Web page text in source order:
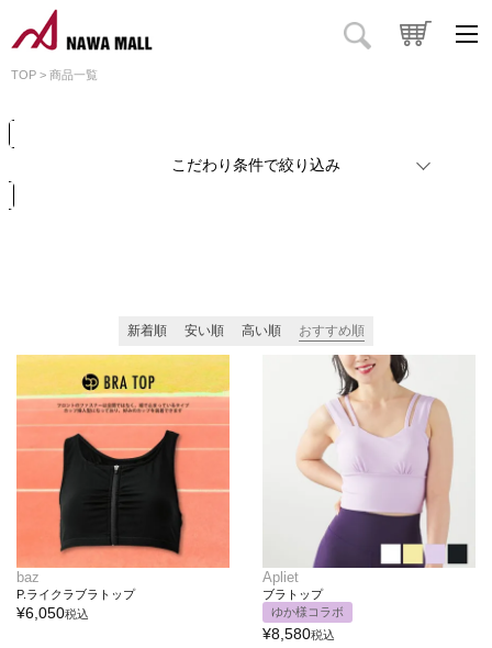
TOP 商品一覧
こだわり条件で絞り込み
価格
カラー
新着順 安い順 高い順 おすすめ順
baz
P.ライクラブラトップ
¥6,050税込
Apliet
ブラトップ
ゆか様コラボ
¥8,580税込